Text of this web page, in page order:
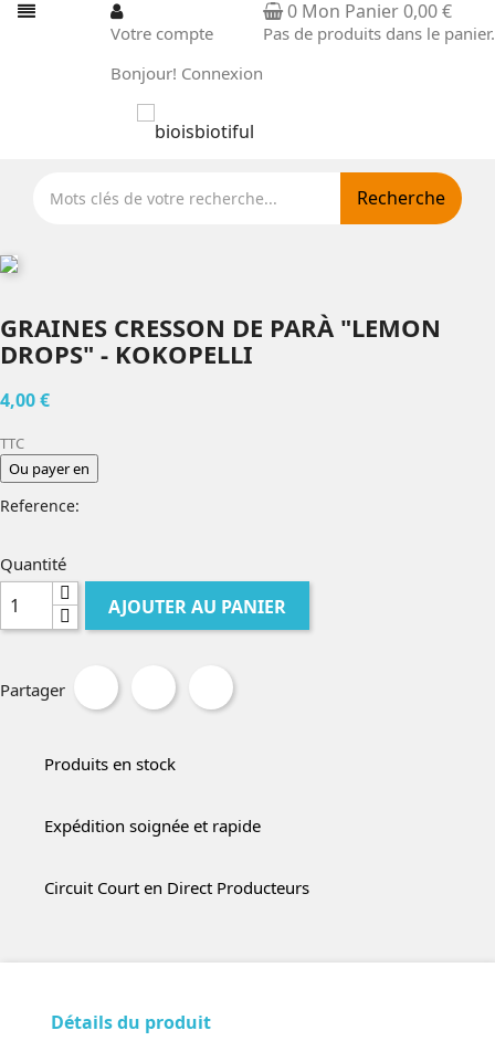
0 Mon Panier0,00 €
Pas de produits dans le panier.
Votre compte
Bonjour! Connexion
Recherche
GRAINES CRESSON DE PARÀ "LEMON
DROPS" - KOKOPELLI
4,00 €
TTC
Ou payer en
Reference:
Quantité
AJOUTER AU PANIER
Partager
Produits en stock
Expédition soignée et rapide
Circuit Court en Direct Producteurs
Détails du produit